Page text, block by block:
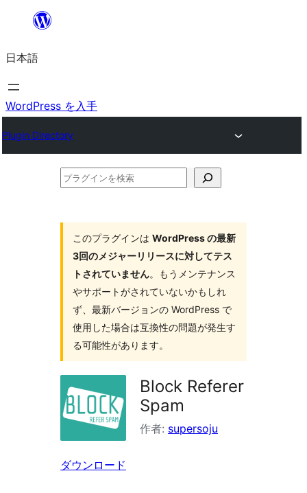
を
ス
キ
プ
日本語
WordPress を入手
Plugin Directory
プ
このプラグインは WordPress の最新
3回のメジャーリリースに対してテス
トされていません。もうメンテナンス
やサポートがされていないかもしれ
ず、最新バージョンの WordPress で
使用した場合は互換性の問題が発生す
る可能性があります。
Block Referer
Spam
作者: supersoju
ダウンロード